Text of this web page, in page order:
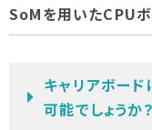
SoMを用いたCPU
キャリアボード
可能でしょうか？